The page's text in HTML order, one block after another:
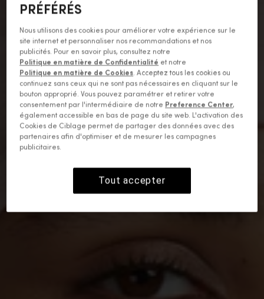
PRÉFÉRÉS
Nous utilisons des cookies pour améliorer votre expérience sur le
site internet et personnaliser nos recommandations et nos
publicités. Pour en savoir plus, consultez notre
Politique en matière de Confidentialité et notre
Politique en matière de Cookies. Acceptez tous les cookies ou
continuez sans ceux qui ne sont pas nécessaires en cliquant sur le
bouton approprié. Vous pouvez paramétrer et retirer votre
consentement par l'intermédiaire de notre Preference Center,
également accessible en bas de page du site web. L'activation des
Cookies de Ciblage permet de partager des données avec des
partenaires afin d'optimiser et de mesurer les campagnes
publicitaires.
Tout accepter